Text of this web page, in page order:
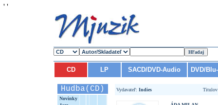
' '
CD LP SACD/DVD-Audio DVD/
Hudba(CD)
Novinky
Vydavateľ: Indies